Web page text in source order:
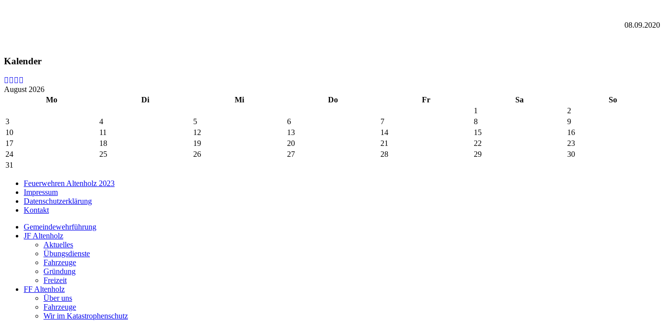
08.09.2020
Kalender
August 2026
Mo
Di Mi Do Fr Sa
So
1
2
3
4 5 6 7 8
9
10
11 12 13 14 15
16
17
18 19 20 21 22
23
24
25 26 27 28 29
30
31
Feuerwehren Altenholz 2023
Impressum
Datenschutzerklärung
Kontakt
Gemeindewehrführung
JF Altenholz
Aktuelles
Übungsdienste
Fahrzeuge
Gründung
Freizeit
FF Altenholz
Über uns
Fahrzeuge
Wir im Katastrophenschutz